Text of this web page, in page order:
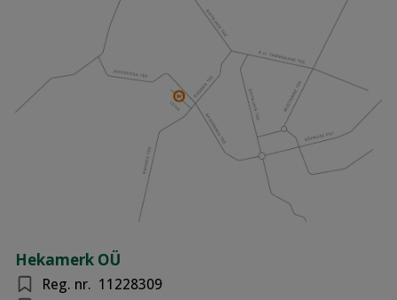
Hekamerk OÜ
Reg. nr. 11228309